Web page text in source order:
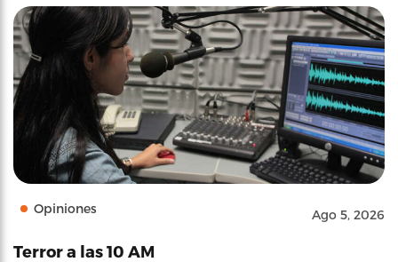
Opiniones Ago 5, 2026
Terror a las 10 AM